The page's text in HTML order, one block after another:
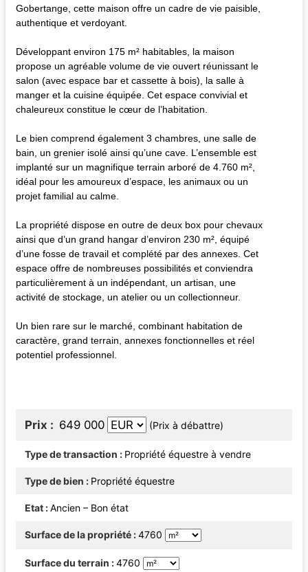
Gobertange, cette maison offre un cadre de vie paisible,
authentique et verdoyant.
Développant environ 175 m² habitables, la maison
propose un agréable volume de vie ouvert réunissant le
salon (avec espace bar et cassette à bois), la salle à
manger et la cuisine équipée. Cet espace convivial et
chaleureux constitue le cœur de l’habitation.
Le bien comprend également 3 chambres, une salle de
bain, un grenier isolé ainsi qu’une cave. L’ensemble est
implanté sur un magnifique terrain arboré de 4.760 m²,
idéal pour les amoureux d’espace, les animaux ou un
projet familial au calme.
La propriété dispose en outre de deux box pour chevaux
ainsi que d’un grand hangar d’environ 230 m², équipé
d’une fosse de travail et complété par des annexes. Cet
espace offre de nombreuses possibilités et conviendra
particulièrement à un indépendant, un artisan, une
activité de stockage, un atelier ou un collectionneur.
Un bien rare sur le marché, combinant habitation de
caractère, grand terrain, annexes fonctionnelles et réel
potentiel professionnel.
Prix 649 000 (Prix à débattre)
Type de transaction Propriété équestre à vendre
Type de bien Propriété équestre
Etat Ancien – Bon état
Surface de la propriété 4760
Surface du terrain 4760